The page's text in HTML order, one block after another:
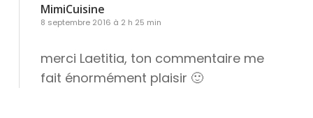
MimiCuisine
8 septembre 2016 à 2 h 25 min
merci Laetitia, ton commentaire me
fait énormément plaisir 🙂